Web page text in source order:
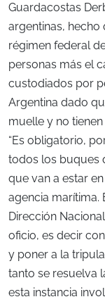
Guardacostas
argentinas,
régimen federal
personas más el
custodiados por
Argentina dado
muelle y no
“Es obligatorio,
todos los buques
que van a estar
agencia marítima.
Dirección
oficio, es decir
y poner a la
tanto se resuelva
esta instancia